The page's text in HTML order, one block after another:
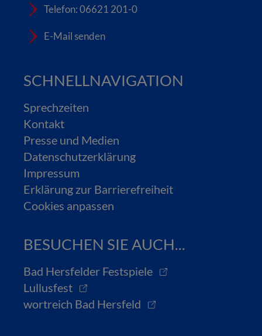
Telefon: 06621 201-0
E-Mail senden
SCHNELLNAVIGATION
Sprechzeiten
Kontakt
Presse und Medien
Datenschutzerklärung
Impressum
Erklärung zur Barrierefreiheit
Cookies anpassen
BESUCHEN SIE AUCH...
Bad Hersfelder Festspiele
Lullusfest
wortreich Bad Hersfeld